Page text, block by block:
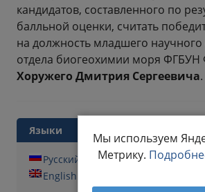
кандидатов, составленного по
балльной оценки, считать
на должность младшего научного
отдела биогеохимии моря
Хоружего Дмитрия Сергеевича.
Языки
Русский
English
Мы используем
Метрику.